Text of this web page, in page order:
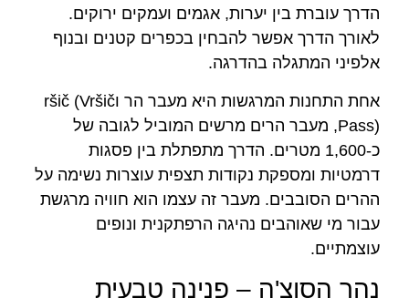
הדרך עוברת בין יערות, אגמים ועמקים ירוקים.
לאורך הדרך אפשר להבחין בכפרים קטנים ובנוף
אלפיני המתגלה בהדרגה.
אחת התחנות המרגשות היא מעבר הר וršič (Vršič
Pass), מעבר הרים מרשים המוביל לגובה של
כ-1,600 מטרים. הדרך מתפתלת בין פסגות
דרמטיות ומספקת נקודות תצפית עוצרות נשימה על
ההרים הסובבים. מעבר זה עצמו הוא חוויה מרגשת
עבור מי שאוהבים נהיגה הרפתקנית ונופים
עוצמתיים.
נהר הסוצ'ה – פנינה טבעית